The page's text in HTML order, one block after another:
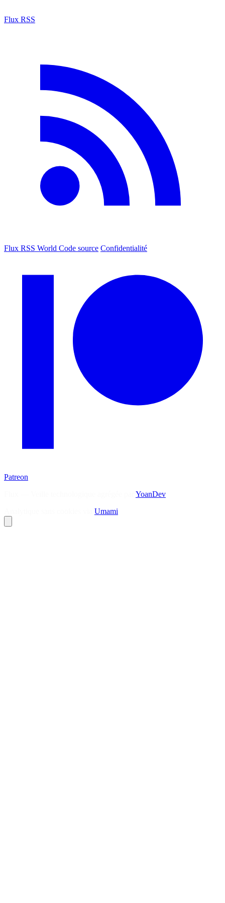
Flux RSS
Flux RSS World Code source Confidentialité
Patreon
YoanDev
Umami